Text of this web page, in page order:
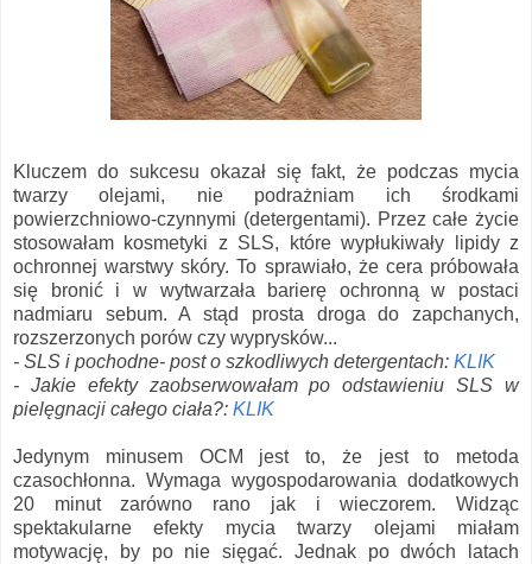
Kluczem do sukcesu okazał się fakt, że podczas mycia
twarzy olejami, nie podrażniam ich środkami
powierzchniowo-czynnymi (detergentami). Przez całe życie
stosowałam kosmetyki z SLS, które wypłukiwały lipidy z
ochronnej warstwy skóry. To sprawiało, że cera próbowała
się bronić i w wytwarzała barierę ochronną w postaci
nadmiaru sebum. A stąd prosta droga do zapchanych,
rozszerzonych porów czy wyprysków...
- SLS i pochodne- post o szkodliwych detergentach: KLIK
- Jakie efekty zaobserwowałam po odstawieniu SLS w
pielęgnacji całego ciała?: KLIK
Jedynym minusem OCM jest to, że jest to metoda
czasochłonna. Wymaga wygospodarowania dodatkowych
20 minut zarówno rano jak i wieczorem. Widząc
spektakularne efekty mycia twarzy olejami miałam
motywację, by po nie sięgać. Jednak po dwóch latach